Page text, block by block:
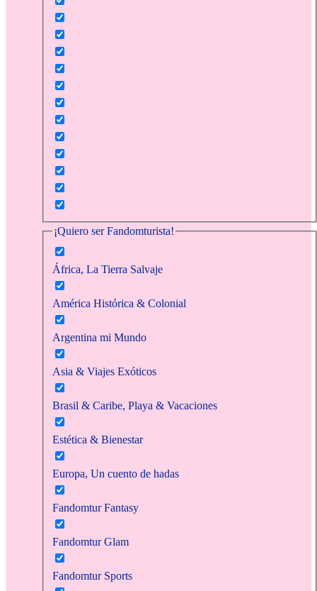
¡Quiero ser Fandomturista!
África, La Tierra Salvaje
América Histórica & Colonial
Argentina mi Mundo
Asia & Viajes Exóticos
Brasil & Caribe, Playa & Vacaciones
Estética & Bienestar
Europa, Un cuento de hadas
Fandomtur Fantasy
Fandomtur Glam
Fandomtur Sports